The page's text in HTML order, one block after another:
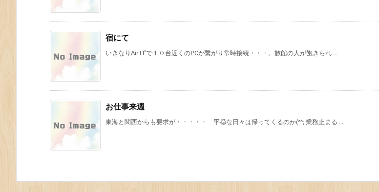
宿にて
いきなりAir H"で１０台近くのPCが繋がり常時接続・・・。旅館の人が飽きられ ...
お仕事来週
東海と関西からも要求が・・・・・ 平穏な日々は帰ってくるのか(^^; 業務止まる ...